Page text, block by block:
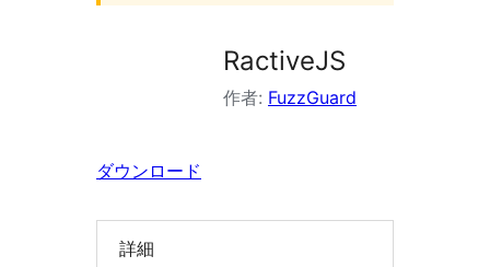
RactiveJS
作者: FuzzGuard
ダウンロード
詳細